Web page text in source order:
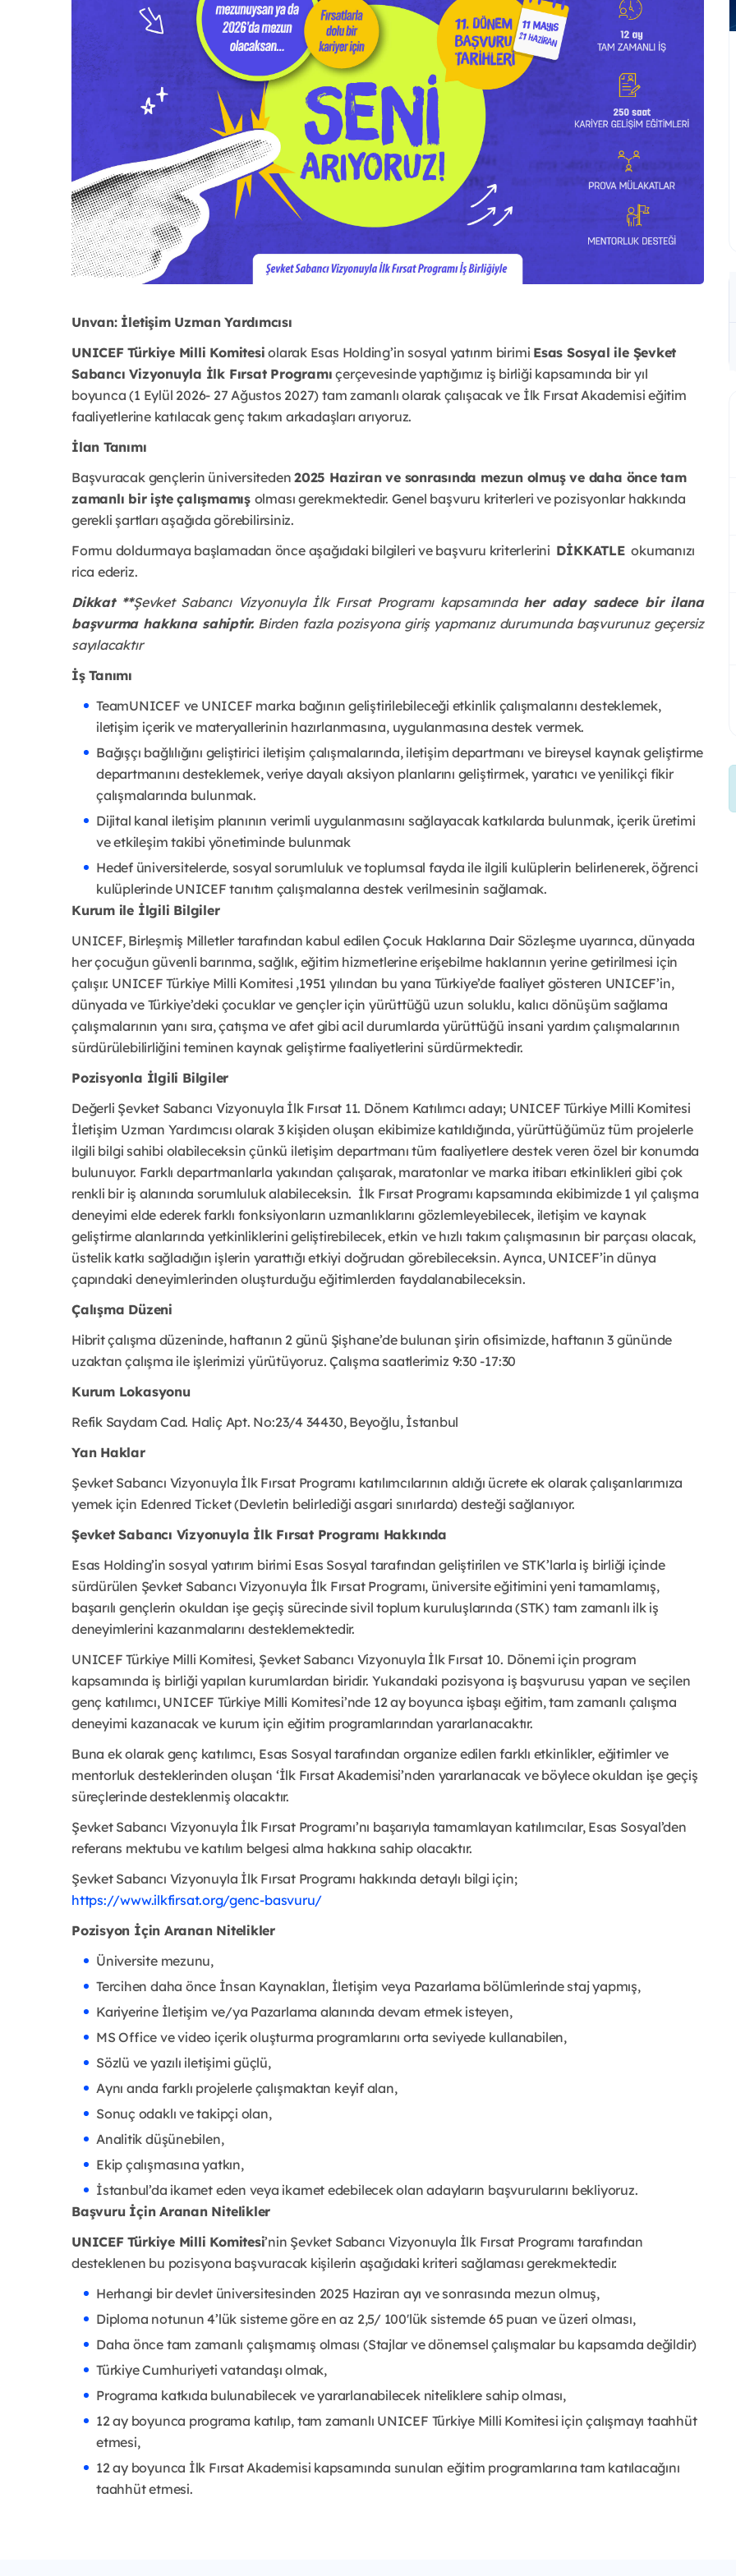
Unvan: İletişim Uzman Yardımcısı
UNICEF Türkiye Milli Komitesi olarak Esas Holding’in sosyal yatırım birimi Esas Sosyal ile Şevket
Sabancı Vizyonuyla İlk Fırsat Programı çerçevesinde yaptığımız iş birliği kapsamında bir yıl
boyunca (1 Eylül 2026- 27 Ağustos 2027) tam zamanlı olarak çalışacak ve İlk Fırsat Akademisi eğitim
faaliyetlerine katılacak genç takım arkadaşları arıyoruz.
İlan Tanımı
Başvuracak gençlerin üniversiteden 2025 Haziran ve sonrasında mezun olmuş ve daha önce tam
zamanlı bir işte çalışmamış olması gerekmektedir. Genel başvuru kriterleri ve pozisyonlar hakkında
gerekli şartları aşağıda görebilirsiniz.
Formu doldurmaya başlamadan önce aşağıdaki bilgileri ve başvuru kriterlerini DİKKATLE okumanızı
rica ederiz.
Dikkat **Şevket Sabancı Vizyonuyla İlk Fırsat Programı kapsamında her aday sadece bir ilana
başvurma hakkına sahiptir. Birden fazla pozisyona giriş yapmanız durumunda başvurunuz geçersiz
sayılacaktır
İş Tanımı
TeamUNICEF ve UNICEF marka bağının geliştirilebileceği etkinlik çalışmalarını desteklemek,
iletişim içerik ve materyallerinin hazırlanmasına, uygulanmasına destek vermek.
Bağışçı bağlılığını geliştirici iletişim çalışmalarında, iletişim departmanı ve bireysel kaynak geliştirme
departmanını desteklemek, veriye dayalı aksiyon planlarını geliştirmek, yaratıcı ve yenilikçi fikir
çalışmalarında bulunmak.
Dijital kanal iletişim planının verimli uygulanmasını sağlayacak katkılarda bulunmak, içerik üretimi
ve etkileşim takibi yönetiminde bulunmak
Hedef üniversitelerde, sosyal sorumluluk ve toplumsal fayda ile ilgili kulüplerin belirlenerek, öğrenci
kulüplerinde UNICEF tanıtım çalışmalarına destek verilmesinin sağlamak.
Kurum ile İlgili Bilgiler
UNICEF, Birleşmiş Milletler tarafından kabul edilen Çocuk Haklarına Dair Sözleşme uyarınca, dünyada
her çocuğun güvenli barınma, sağlık, eğitim hizmetlerine erişebilme haklarının yerine getirilmesi için
çalışır. UNICEF Türkiye Milli Komitesi ,1951 yılından bu yana Türkiye’de faaliyet gösteren UNICEF’in,
dünyada ve Türkiye’deki çocuklar ve gençler için yürüttüğü uzun soluklu, kalıcı dönüşüm sağlama
çalışmalarının yanı sıra, çatışma ve afet gibi acil durumlarda yürüttüğü insani yardım çalışmalarının
sürdürülebilirliğini teminen kaynak geliştirme faaliyetlerini sürdürmektedir.
Pozisyonla İlgili Bilgiler
Değerli Şevket Sabancı Vizyonuyla İlk Fırsat 11. Dönem Katılımcı adayı; UNICEF Türkiye Milli Komitesi
İletişim Uzman Yardımcısı olarak 3 kişiden oluşan ekibimize katıldığında, yürüttüğümüz tüm projelerle
ilgili bilgi sahibi olabileceksin çünkü iletişim departmanı tüm faaliyetlere destek veren özel bir konumda
bulunuyor. Farklı departmanlarla yakından çalışarak, maratonlar ve marka itibarı etkinlikleri gibi çok
renkli bir iş alanında sorumluluk alabileceksin.  İlk Fırsat Programı kapsamında ekibimizde 1 yıl çalışma
deneyimi elde ederek farklı fonksiyonların uzmanlıklarını gözlemleyebilecek, iletişim ve kaynak
geliştirme alanlarında yetkinliklerini geliştirebilecek, etkin ve hızlı takım çalışmasının bir parçası olacak,
üstelik katkı sağladığın işlerin yarattığı etkiyi doğrudan görebileceksin. Ayrıca, UNICEF’in dünya
çapındaki deneyimlerinden oluşturduğu eğitimlerden faydalanabileceksin.
Çalışma Düzeni
Hibrit çalışma düzeninde, haftanın 2 günü Şişhane’de bulunan şirin ofisimizde, haftanın 3 gününde
uzaktan çalışma ile işlerimizi yürütüyoruz. Çalışma saatlerimiz 9:30 -17:30
Kurum Lokasyonu
Refik Saydam Cad. Haliç Apt. No:23/4 34430, Beyoğlu, İstanbul
Yan Haklar
Şevket Sabancı Vizyonuyla İlk Fırsat Programı katılımcılarının aldığı ücrete ek olarak çalışanlarımıza
yemek için Edenred Ticket (Devletin belirlediği asgari sınırlarda) desteği sağlanıyor.
Şevket Sabancı Vizyonuyla İlk Fırsat Programı Hakkında
Esas Holding’in sosyal yatırım birimi Esas Sosyal tarafından geliştirilen ve STK’larla iş birliği içinde
sürdürülen Şevket Sabancı Vizyonuyla İlk Fırsat Programı, üniversite eğitimini yeni tamamlamış,
başarılı gençlerin okuldan işe geçiş sürecinde sivil toplum kuruluşlarında (STK) tam zamanlı ilk iş
deneyimlerini kazanmalarını desteklemektedir.
UNICEF Türkiye Milli Komitesi, Şevket Sabancı Vizyonuyla İlk Fırsat 10. Dönemi için program
kapsamında iş birliği yapılan kurumlardan biridir. Yukarıdaki pozisyona iş başvurusu yapan ve seçilen
genç katılımcı, UNICEF Türkiye Milli Komitesi’nde 12 ay boyunca işbaşı eğitim, tam zamanlı çalışma
deneyimi kazanacak ve kurum için eğitim programlarından yararlanacaktır.
Buna ek olarak genç katılımcı, Esas Sosyal tarafından organize edilen farklı etkinlikler, eğitimler ve
mentorluk desteklerinden oluşan ‘İlk Fırsat Akademisi’nden yararlanacak ve böylece okuldan işe geçiş
süreçlerinde desteklenmiş olacaktır.
Şevket Sabancı Vizyonuyla İlk Fırsat Programı’nı başarıyla tamamlayan katılımcılar, Esas Sosyal’den
referans mektubu ve katılım belgesi alma hakkına sahip olacaktır.
https://www.ilkfirsat.org/genc-basvuru/
Pozisyon İçin Aranan Nitelikler
Üniversite mezunu,
Tercihen daha önce İnsan Kaynakları, İletişim veya Pazarlama bölümlerinde staj yapmış,
Kariyerine İletişim ve/ya Pazarlama alanında devam etmek isteyen,
MS Office ve video içerik oluşturma programlarını orta seviyede kullanabilen,
Sözlü ve yazılı iletişimi güçlü,
Aynı anda farklı projelerle çalışmaktan keyif alan,
Sonuç odaklı ve takipçi olan,
Analitik düşünebilen,
Ekip çalışmasına yatkın,
İstanbul’da ikamet eden veya ikamet edebilecek olan adayların başvurularını bekliyoruz.
Başvuru İçin Aranan Nitelikler
UNICEF Türkiye Milli Komitesi’nin Şevket Sabancı Vizyonuyla İlk Fırsat Programı tarafından
desteklenen bu pozisyona başvuracak kişilerin aşağıdaki kriteri sağlaması gerekmektedir.
Herhangi bir devlet üniversitesinden 2025 Haziran ayı ve sonrasında mezun olmuş,
Diploma notunun 4’lük sisteme göre en az 2,5/ 100'lük sistemde 65 puan ve üzeri olması,
Daha önce tam zamanlı çalışmamış olması (Stajlar ve dönemsel çalışmalar bu kapsamda değildir)
Türkiye Cumhuriyeti vatandaşı olmak,
Programa katkıda bulunabilecek ve yararlanabilecek niteliklere sahip olması,
12 ay boyunca programa katılıp, tam zamanlı UNICEF Türkiye Milli Komitesi için çalışmayı taahhüt
etmesi,
12 ay boyunca İlk Fırsat Akademisi kapsamında sunulan eğitim programlarına tam katılacağını
taahhüt etmesi.